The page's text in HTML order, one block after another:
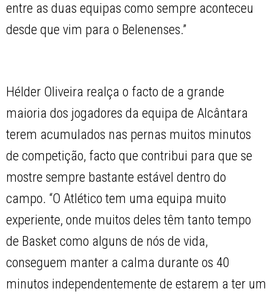
entre as duas equipas como sempre aconteceu
desde que vim para o Belenenses.”
Hélder Oliveira realça o facto de a grande
maioria dos jogadores da equipa de Alcântara
terem acumulados nas pernas muitos minutos
de competição, facto que contribui para que se
mostre sempre bastante estável dentro do
campo. “O Atlético tem uma equipa muito
experiente, onde muitos deles têm tanto tempo
de Basket como alguns de nós de vida,
conseguem manter a calma durante os 40
minutos independentemente de estarem a ter um